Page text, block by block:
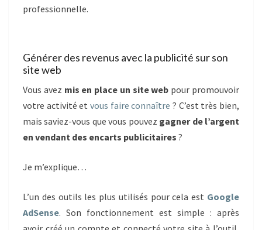
professionnelle.
Générer des revenus avec la publicité sur son
site web
Vous avez mis en place un site web pour promouvoir
votre activité et vous faire connaître ? C’est très bien,
mais saviez-vous que vous pouvez gagner de l’argent
en vendant des encarts publicitaires ?
Je m’explique…
L’un des outils les plus utilisés pour cela est Google
AdSense. Son fonctionnement est simple : après